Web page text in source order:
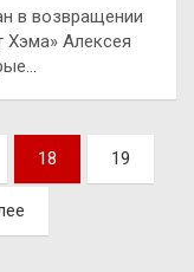
в возвращении
Хэма» Алексея
18 19